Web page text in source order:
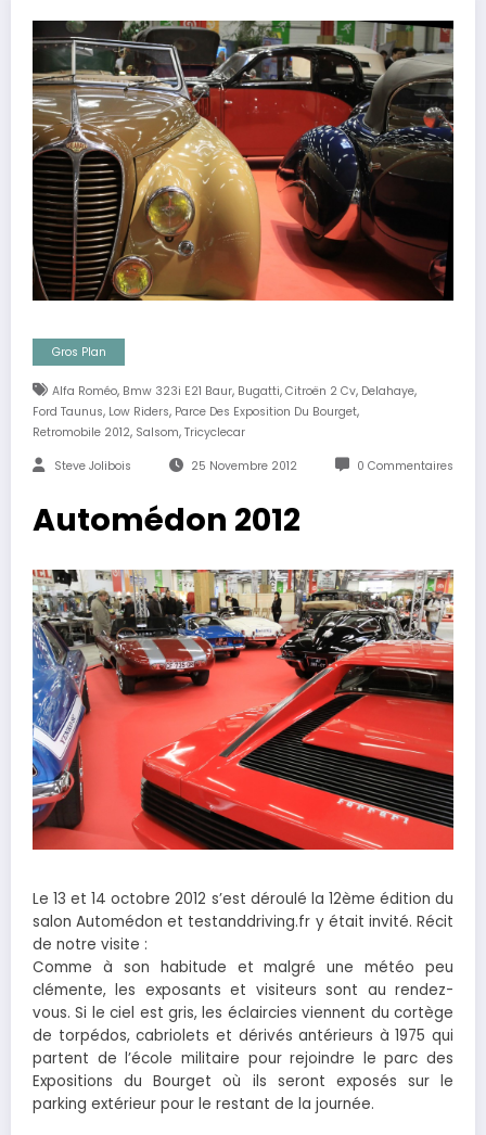
Gros Plan
Alfa Roméo, Bmw 323i E21 Baur, Bugatti, Citroën 2 Cv, Delahaye,
Ford Taunus, Low Riders, Parce Des Exposition Du Bourget,
Retromobile 2012, Salsom, Tricyclecar
Steve Jolibois 25 Novembre 2012 0 Commentaires
Automédon 2012
Le 13 et 14 octobre 2012 s’est déroulé la 12ème édition du
salon Automédon et testanddriving.fr y était invité. Récit
de notre visite :
Comme à son habitude et malgré une météo peu
clémente, les exposants et visiteurs sont au rendez-
vous. Si le ciel est gris, les éclaircies viennent du cortège
de torpédos, cabriolets et dérivés antérieurs à 1975 qui
partent de l’école militaire pour rejoindre le parc des
Expositions du Bourget où ils seront exposés sur le
parking extérieur pour le restant de la journée.